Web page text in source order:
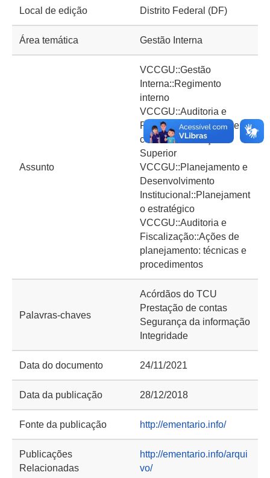
Local de edição Distrito Federal (DF)
Área temática Gestão Interna
Assunto
VCCGU::Gestão
Interna::Regimento
interno
VCCGU::Auditoria e
Fiscalização::Ações de
controle: Educação
Superior
VCCGU::Planejamento e
Desenvolvimento
Institucional::Planejament
o estratégico
VCCGU::Auditoria e
Fiscalização::Ações de
planejamento: técnicas e
procedimentos
Palavras-chaves
Acórdãos do TCU
Prestação de contas
Segurança da informação
Integridade
Data do documento 24/11/2021
Data da publicação 28/12/2018
Fonte da publicação http://ementario.info/
Publicações
Relacionadas
http://ementario.info/arqui
vo/